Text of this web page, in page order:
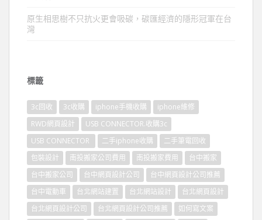
原生相思樹不只抗火更會吸碳，碳匯經濟的隱形冠軍在台
灣
標籤
3c回收 3c收購 iphone手機收購
iphone維修
RWD網頁設計
USB CONNECTOR.收購3c
USB CONNECTOR
二手iphone收購
二手筆電回收
包裝設計
南投搬家公司費用 南投搬家費用
台中搬家
台中搬家公司
台中網頁設計公司
台中網頁設計公司推薦
台中電動車
台北網站建置 台北網站設計
台北網頁設計
台北網頁設計公司
台北網頁設計公司推薦
如何寫文案